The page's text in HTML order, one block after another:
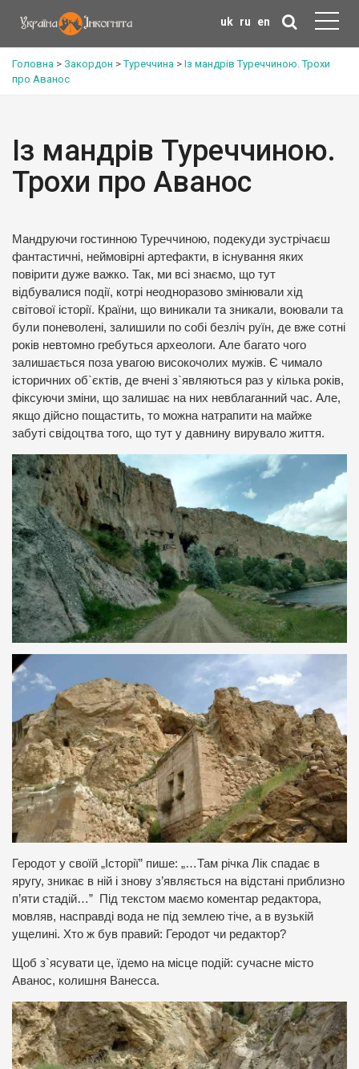
uk ru en
Головна > Закордон >Туреччина > Із мандрів Туреччиною. Трохи
про Аванос
Із мандрів Туреччиною.
Трохи про Аванос
Мандруючи гостинною Туреччиною, подекуди зустрічаєш
фантастичні, неймовірні артефакти, в існування яких
повірити дуже важко. Так, ми всі знаємо, що тут
відбувалися події, котрі неодноразово змінювали хід
світової історії. Країни, що виникали та зникали, воювали та
були поневолені, залишили по собі безліч руїн, де вже сотні
років невтомно гребуться археологи. Але багато чого
залишається поза увагою високочолих мужів. Є чимало
історичних об`єктів, де вчені з`являються раз у кілька років,
фіксуючи зміни, що залишає на них невблаганний час. Але,
якщо дійсно пощастить, то можна натрапити на майже
забуті свідоцтва того, що тут у давнину вирувало життя.
Геродот у своїй „Історії” пише: „…Там річка Лік спадає в
яругу, зникає в ній і знову з’являється на відстані приблизно
п’яти стадій…” Під текстом маємо коментар редактора,
мовляв, насправді вода не під землею тіче, а в вузькій
ущелині. Хто ж був правий: Геродот чи редактор?
Щоб з`ясувати це, їдемо на місце подій: сучасне місто
Аванос, колишня Ванесса.